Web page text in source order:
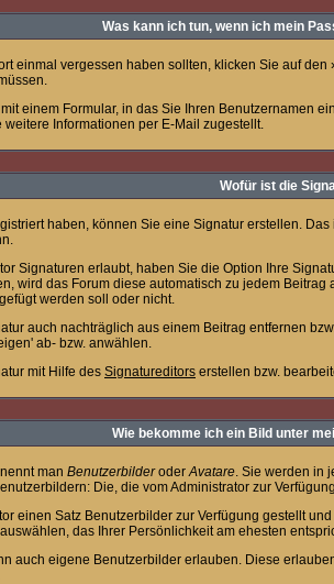
Was kann ich tun, wenn ich mein
einmal vergessen haben sollten, klicken Sie auf den
einem Formular, in das Sie Ihren Benutzernamen
weitere Informationen per E-Mail zugestellt.
Wofür ist die
haben, können Sie eine Signatur erstellen.
Signaturen erlaubt, haben Sie die Option Ihre
wird das Forum diese automatisch zu jedem
werden soll oder nicht.
auch nachträglich aus einem Beitrag entfernen
ab- bzw. anwählen.
mit Hilfe des Signatureditors erstellen bzw.
Wie bekomme ich ein Bild unter
man BenutzerbilderoderAvatare. Sie werden in
Die, die vom Administrator zur
einen Satz Benutzerbilder zur Verfügung gestellt
das Ihrer Persönlichkeit am ehesten
auch eigene Benutzerbilder erlauben. Diese